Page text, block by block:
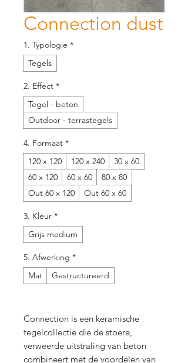
Connection dust
1. Typologie *
Tegels
2. Effect *
Tegel - beton
Outdoor - terrastegels
4. Formaat *
120 x 120
120 x 240
30 x 60
60 x 120
60 x 60
80 x 80
Out 60 x 120
Out 60 x 60
3. Kleur *
Grijs medium
5. Afwerking *
Mat
Gestructureerd
Connection is een keramische
tegelcollectie die de stoere,
verweerde uitstraling van beton
combineert met de voordelen van